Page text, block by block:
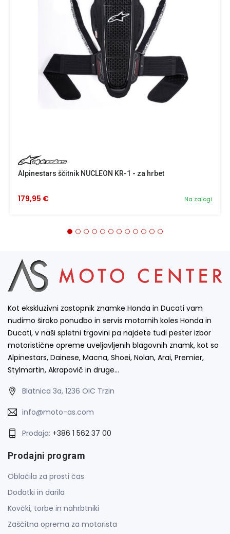
Alpinestars ščitnik NUCLEON KR-1 - za hrbet
Na zalogi
179,95 €
Kot ekskluzivni zastopnik znamke Honda in Ducati vam
nudimo široko ponudbo in servis motornih koles Honda in
Ducati, v naši spletni trgovini pa najdete tudi pester izbor
motoristične opreme uveljavljenih blagovnih znamk, kot so
Alpinestars, Dainese, Macna, Shoei, Nolan, Arai, Premier,
Stylmartin, Akrapovič in druge…
Blatnica 3a, 1236 OIC Trzin
info@moto-as.com
Prodaja: +386 1 562 37 00
Prodajni program
Oblačila za prosti čas
Dodatki in darila
Kovčki, torbe in nahrbtniki
Zaščitna oprema za motorista